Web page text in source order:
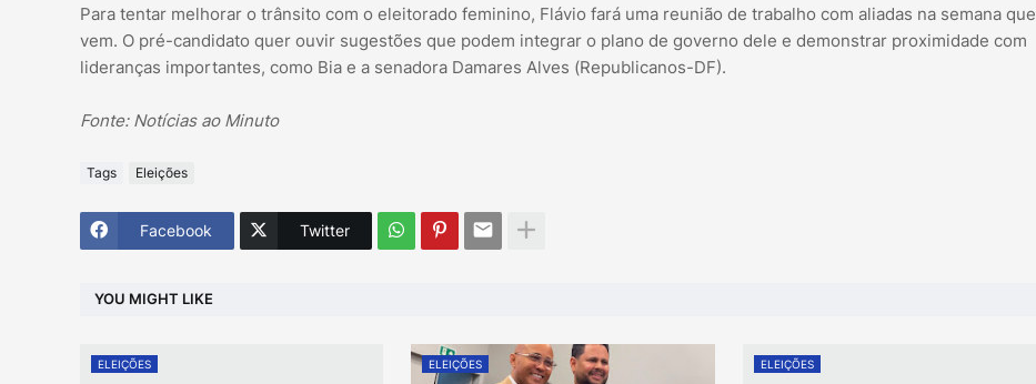
Para tentar melhorar o trânsito com o eleitorado feminino, Flávio fará uma reunião de trabalho com aliadas na semana que
vem. O pré-candidato quer ouvir sugestões que podem integrar o plano de governo dele e demonstrar proximidade com
lideranças importantes, como Bia e a senadora Damares Alves (Republicanos-DF).
Fonte: Notícias ao Minuto
Tags Eleições
Facebook Twitter
YOU MIGHT LIKE
ELEIÇÕES ELEIÇÕES ELEIÇÕES